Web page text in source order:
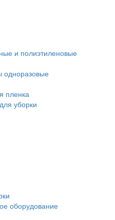
и полиэтиленовые
одноразовые
пленка
уборки
оборудование